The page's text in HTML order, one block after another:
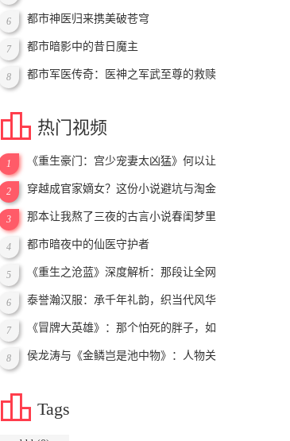
6 都市神医归来携美破苍穹
7 都市暗影中的昔日魔主
8
都市军医传奇：医神之军武至尊的救赎
 热门视频
1
《重生豪门：宫少宠妻太凶猛》何以让
2
穿越成官家嫡女？这份小说避坑与淘金
3
那本让我熬了三夜的古言小说春闺梦里
4 都市暗夜中的仙医守护者
5
《重生之沧蓝》深度解析：那段让全网
6 泰誉瀚汉服：承千年礼韵，织当代风华
7
《冒牌大英雄》：那个怕死的胖子，如
8
侯龙涛与《金鳞岂是池中物》：人物关
 Tags